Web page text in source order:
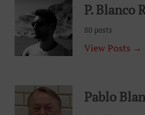
P. Blanco
80 posts
View Posts →
Pablo